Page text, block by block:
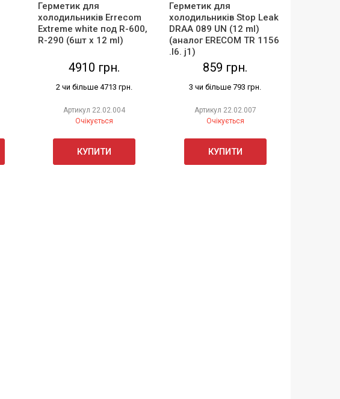
Герметик для
холодильників Errecom
Extreme white под R-600,
R-290 (6шт х 12 ml)
4910 грн.
2 чи більше 4713 грн.
Артикул 22.02.004
Очікується
КУПИТИ
Герметик для
холодильників Stop Leak
DRAA 089 UN (12 ml)
(аналог ERECOM TR 1156
.l6. j1)
859 грн.
3 чи більше 793 грн.
Артикул 22.02.007
Очікується
КУПИТИ